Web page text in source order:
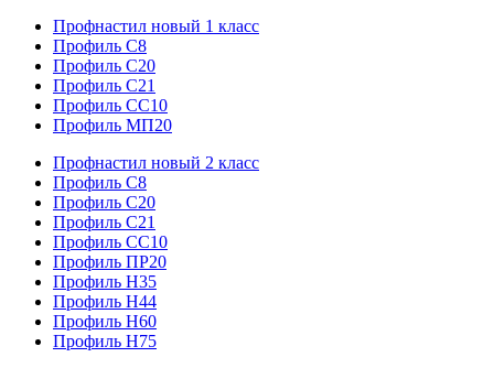
Профнастил новый 1 класс
Профиль С8
Профиль С20
Профиль С21
Профиль СС10
Профиль МП20
Профнастил новый 2 класс
Профиль С8
Профиль С20
Профиль С21
Профиль СС10
Профиль ПР20
Профиль Н35
Профиль Н44
Профиль Н60
Профиль Н75